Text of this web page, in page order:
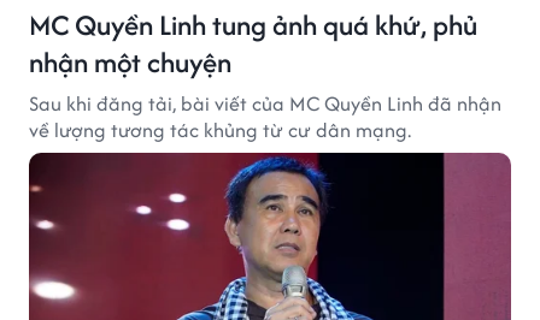
MC Quyền Linh tung ảnh quá khứ, phủ
nhận một chuyện
Sau khi đăng tải, bài viết của MC Quyền Linh đã nhận
về lượng tương tác khủng từ cư dân mạng.